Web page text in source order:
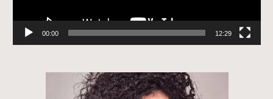
00:00 12:29